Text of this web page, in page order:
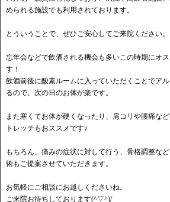
められる施設でも利用されております。
とういうことで、ぜひご安心してご来院ください。
忘年会などで飲酒される機会も多いこの時期にオ
す！
飲酒前後に酸素ルームに入っていただくことでア
るので、次の日のお体が楽です。
また寒くてお体が硬くなったり、肩コリや腰痛な
トレッチもおススメです♪
もちろん、痛みの症状に対して行う、骨格調整な
術もご提案させていただきます。
お気軽にご相談にお越しくださいね。
ご来院お待ちしております(^▽^)/